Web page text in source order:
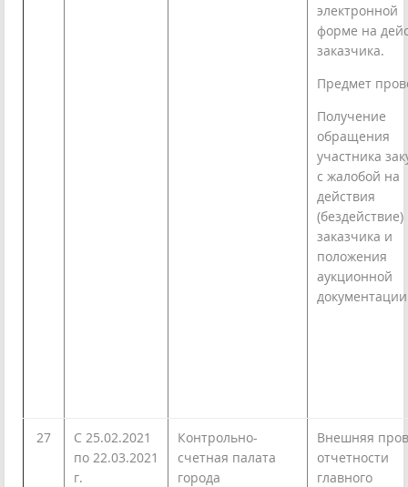
электронной
форме на
заказчика.
Предмет
Получение
обращения
участника
с жалобой на
действия
(бездействие)
заказчика и
положения
аукционной
27
С 25.02.2021
по 22.03.2021
г.
Контрольно-
счетная палата
города
Внешняя
отчетности
главного